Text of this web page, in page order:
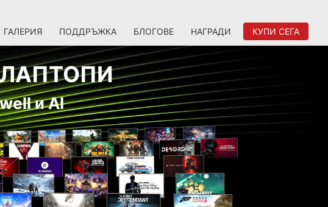
ГАЛЕРИЯ ПОДДРЪЖКА БЛОГОВЕ НАГРАДИ КУПИ СЕГА
ЛАПТОПИ
и AI